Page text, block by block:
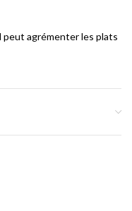
peut agrémenter les plats